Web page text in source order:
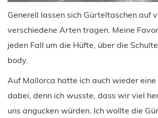
Generell lassen sich Gürteltaschen auf
verschiedene Arten tragen. Meine
jeden Fall um die Hüfte, über die
body.
Auf Mallorca hatte ich auch wieder
dabei, denn ich wusste, dass wir viel
uns angucken würden. Ich wollte die